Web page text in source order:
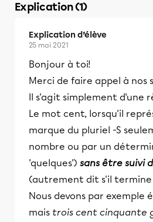
Explication (1)
Explication d’élève
25 mai 2021
Bonjour à toi!
Merci de faire appel à nos
Il s'agit simplement d'une
Le mot cent, lorsqu'il
marque du pluriel -S
nombre ou par un
'quelques') sans être suivi
(autrement dit s'il termine
Nous devons par exemple
mais trois cent cinquante